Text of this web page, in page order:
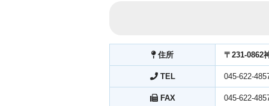
住所 〒231-0862
TEL 045-622-
FAX 045-622-